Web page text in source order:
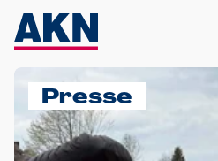
Presse